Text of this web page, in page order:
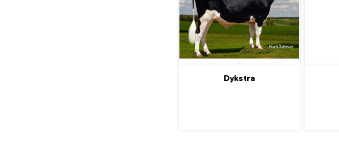
Dykstra